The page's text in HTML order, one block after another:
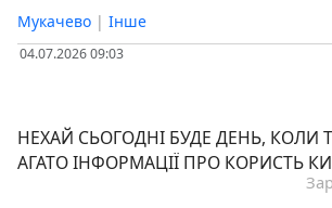
Мукачево | Інше
04.07.2026 09:03
НЕХАЙ СЬОГОДНІ БУДЕ ДЕНЬ, КОЛИ
АГАТО ІНФОРМАЦІЇ ПРО КОРИСТЬ